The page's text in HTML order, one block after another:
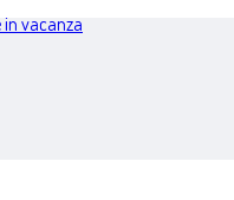
vacanza